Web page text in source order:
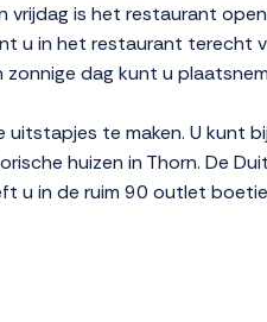
vrijdag is het restaurant
u in het restaurant terecht
zonnige dag kunt u
te maken. U kunt
huizen in Thorn. De
u in de ruim 90 outlet